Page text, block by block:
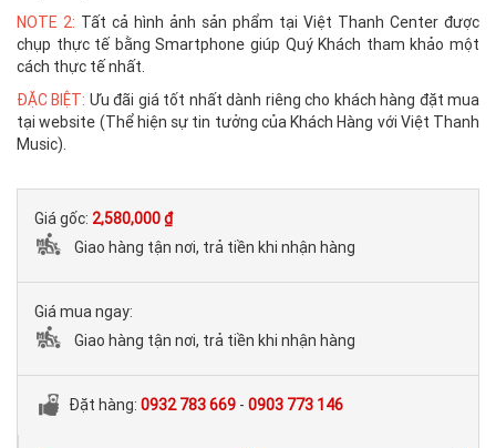
NOTE 2: Tất cả hình ảnh sản phẩm tại Việt Thanh Center được
chụp thực tế bằng Smartphone giúp Quý Khách tham khảo một
cách thực tế nhất.
ĐẶC BIỆT: Ưu đãi giá tốt nhất dành riêng cho khách hàng đặt mua
tại website (Thể hiện sự tin tưởng của Khách Hàng với Việt Thanh
Music).
Giá gốc: 2,580,000 ₫
Giao hàng tận nơi, trả tiền khi nhận hàng
Giá mua ngay:
Giao hàng tận nơi, trả tiền khi nhận hàng
Đặt hàng: 0932 783 669 - 0903 773 146